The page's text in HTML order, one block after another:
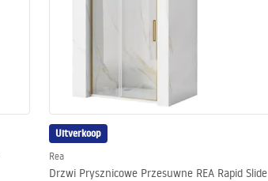
Uitverkoop
Rea
Drzwi Prysznicowe Przesuwne REA Rapid Slide